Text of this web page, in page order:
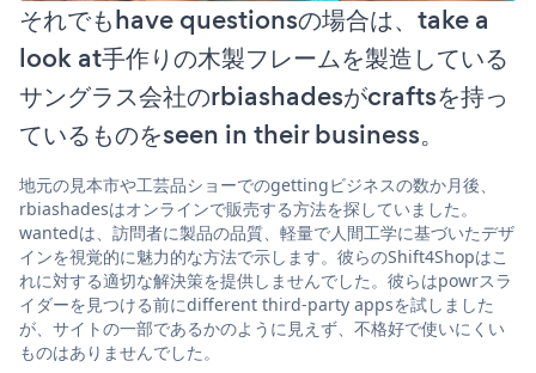
それでもhave questionsの場合は、take a
look at手作りの木製フレームを製造している
サングラス会社のrbiashadesがcraftsを持っ
ているものをseen in their business。
地元の見本市や工芸品ショーでのgettingビジネスの数か月後、
rbiashadesはオンラインで販売する方法を探していました。
wantedは、訪問者に製品の品質、軽量で人間工学に基づいたデザ
インを視覚的に魅力的な方法で示します。彼らのShift4Shopはこ
れに対する適切な解決策を提供しませんでした。彼らはpowrスラ
イダーを見つける前にdifferent third-party appsを試しました
が、サイトの一部であるかのように見えず、不格好で使いにくい
ものはありませんでした。